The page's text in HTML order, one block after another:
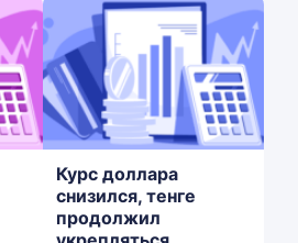
Курс доллара
снизился, тенге
продолжил